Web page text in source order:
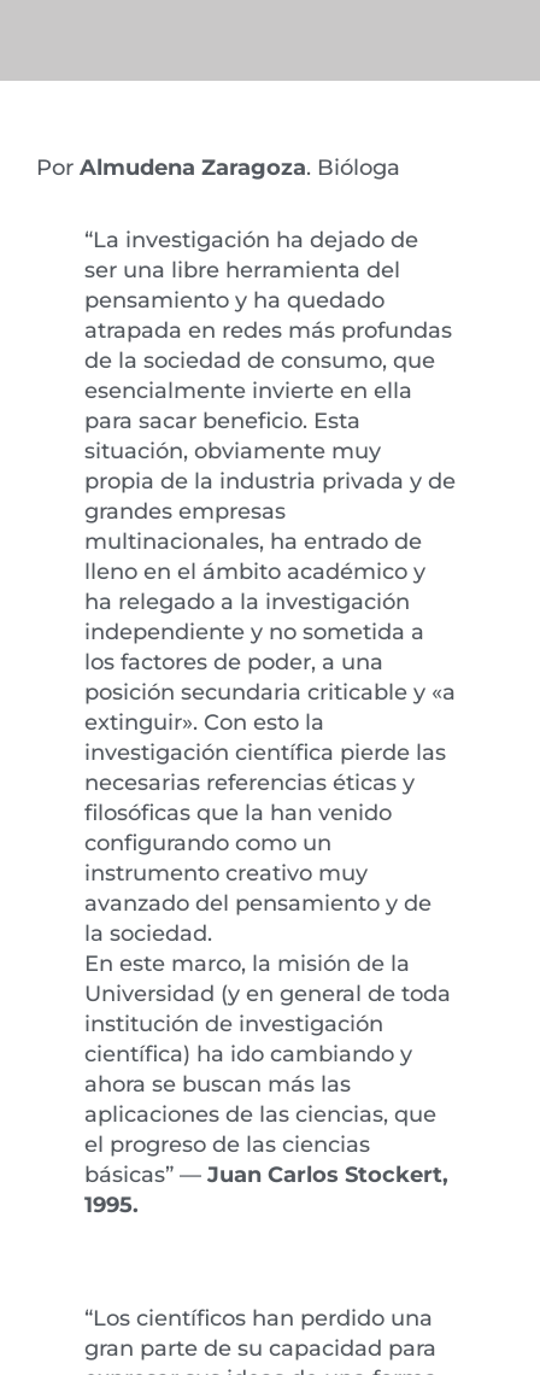
Por Almudena Zaragoza. Bióloga
“La investigación ha dejado de
ser una libre herramienta del
pensamiento y ha quedado
atrapada en redes más profundas
de la sociedad de consumo, que
esencialmente invierte en ella
para sacar beneficio. Esta
situación, obviamente muy
propia de la industria privada y de
grandes empresas
multinacionales, ha entrado de
lleno en el ámbito académico y
ha relegado a la investigación
independiente y no sometida a
los factores de poder, a una
posición secundaria criticable y «a
extinguir». Con esto la
investigación científica pierde las
necesarias referencias éticas y
filosóficas que la han venido
configurando como un
instrumento creativo muy
avanzado del pensamiento y de
la sociedad.
En este marco, la misión de la
Universidad (y en general de toda
institución de investigación
científica) ha ido cambiando y
ahora se buscan más las
aplicaciones de las ciencias, que
el progreso de las ciencias
básicas” — Juan Carlos Stockert,
1995.
“Los científicos han perdido una
gran parte de su capacidad para